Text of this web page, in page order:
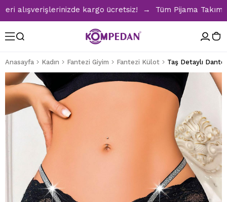
alışverişlerinizde kargo ücretsiz! → Tüm Pijama
Anasayfa Kadın Fantezi Giyim Fantezi Külot Taş Detaylı